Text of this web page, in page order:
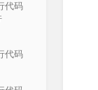
代码
代码